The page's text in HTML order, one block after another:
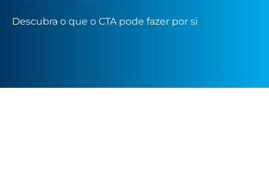
Descubra o que o CTA pode fazer por si